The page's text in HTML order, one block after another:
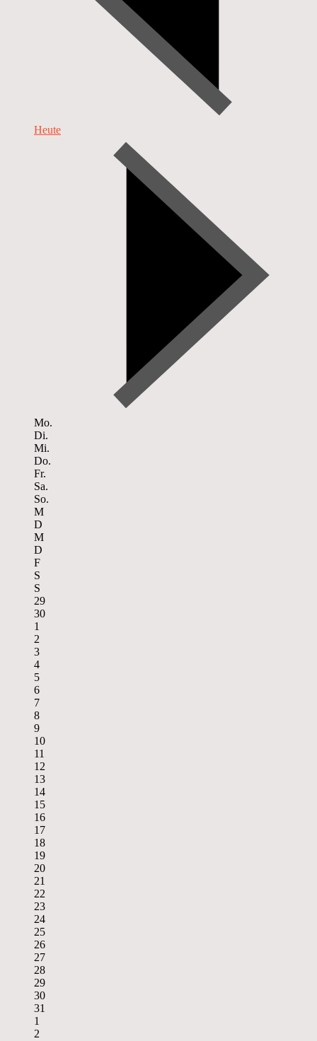
Heute
Mo.
Di.
Mi.
Do.
Fr.
Sa.
So.
M
D
M
D
F
S
S
29
30
1
2
3
4
5
6
7
8
9
10
11
12
13
14
15
16
17
18
19
20
21
22
23
24
25
26
27
28
29
30
31
1
2